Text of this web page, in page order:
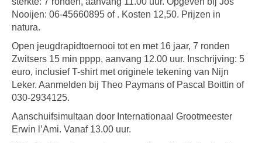
Nooijen: 06-45660895 of . Kosten 12,50. Prijzen in
natura.
Open jeugdrapidtoernooi tot en met 16 jaar, 7 ronden
Zwitsers 15 min pppp, aanvang 12.00 uur. Inschrijving: 5
euro, inclusief T-shirt met originele tekening van Nijn
Leker. Aanmelden bij Theo Paymans of Pascal Boittin of
030-2934125.
Aanschuifsimultaan door Internationaal Grootmeester
Erwin l’Ami. Vanaf 13.00 uur.